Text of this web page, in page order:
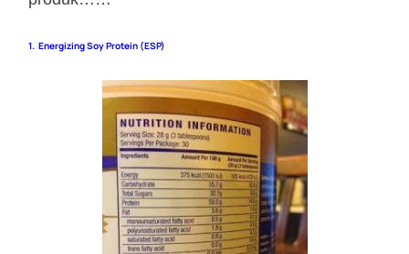
1. Energizing Soy Protein (ESP)